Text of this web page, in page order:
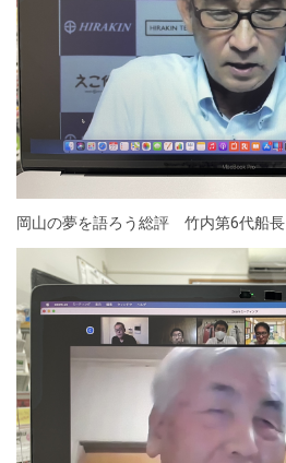
岡山の夢を語ろう総評 竹内第6代船長